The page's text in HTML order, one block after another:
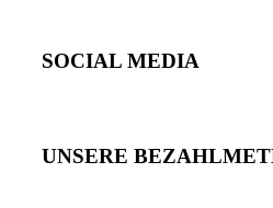
SOCIAL MEDIA
UNSERE